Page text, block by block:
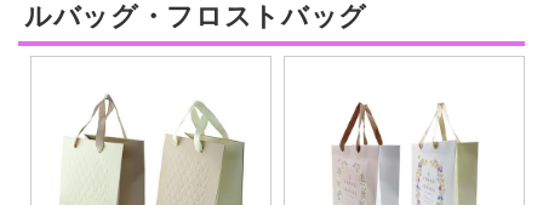
ルバッグ・フロストバッグ